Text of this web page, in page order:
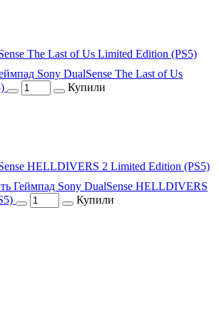
The Last of Us Limited Edition (PS5)
Sony DualSense The Last of Us
Купили
HELLDIVERS 2 Limited Edition (PS5)
Геймпад Sony DualSense HELLDIVERS
Купили